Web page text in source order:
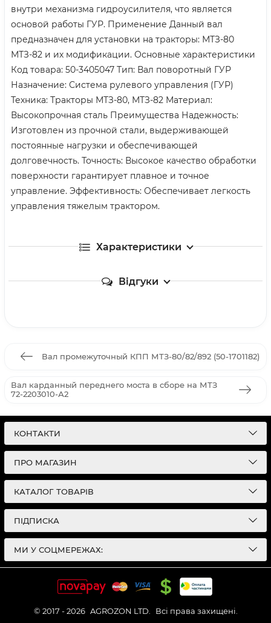
внутри механизма гидроусилителя, что является
основой работы ГУР. Применение Данный вал
предназначен для установки на тракторы: МТЗ-80
МТЗ-82 и их модификации. Основные характеристики
Код товара: 50-3405047 Тип: Вал поворотный ГУР
Назначение: Система рулевого управления (ГУР)
Техника: Тракторы МТЗ-80, МТЗ-82 Материал:
Высокопрочная сталь Преимущества Надежность:
Изготовлен из прочной стали, выдерживающей
постоянные нагрузки и обеспечивающей
долговечность. Точность: Высокое качество обработки
поверхности гарантирует плавное и точное
управление. Эффективность: Обеспечивает легкость
управления тяжелым трактором.
Характеристики
Відгуки
Вал промежуточный КПП МТЗ-80/82/892 (50-1701182)
Вал карданный переднего моста в сборе на МТЗ
72-2203010-А2
КОНТАКТИ
ПРО МАГАЗИН
КАТАЛОГ ТОВАРІВ
ПІДПИСКА
МИ У СОЦМЕРЕЖАХ:
© 2017 - 2026 AGROZON LTD. Всі права захищені.